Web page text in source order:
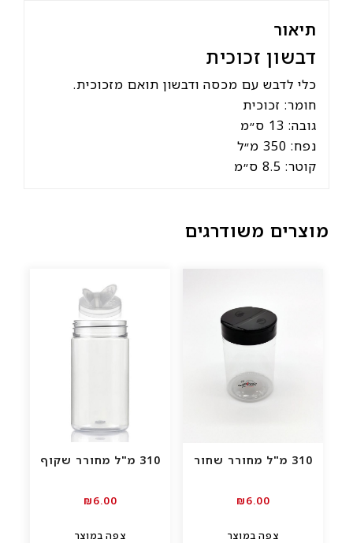
תיאור
דבשון זכוכית
כלי לדבש עם מכסה ודבשון תואם מזכוכית.
חומר: זכוכית
גובה: 13 ס״מ
נפח: 350 מ״ל
קוטר: 8.5 ס״מ
מוצרים משודרגים
310 מ"ל מחורר שחור
₪6.00
צפה במוצר
310 מ"ל מחורר שקוף
₪6.00
צפה במוצר